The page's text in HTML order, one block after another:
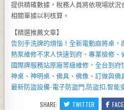
提供精確數據，稅務人員將依現場狀
相關單據以利核算。
【精選推薦文章】
告別手洗牌的煩惱！全新電動麻將桌
熱泵維修不求人快速到府、專業檢修、
國際牌服務站原廠等級維修，全台到府
神桌、神明桌 、佛具 、佛像、訂做與佛
最新防盜設備-電子防盜門 , 防盜扣 ,智能
SHARE: TWITTER